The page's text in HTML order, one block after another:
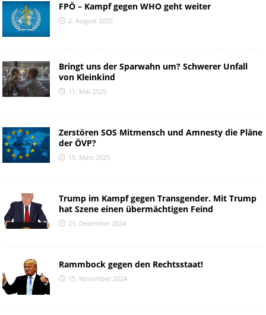
FPÖ – Kampf gegen WHO geht weiter
2. August 2025
Bringt uns der Sparwahn um? Schwerer Unfall
von Kleinkind
11. Mai 2025
Zerstören SOS Mitmensch und Amnesty die Pläne
der ÖVP?
15. März 2025
Trump im Kampf gegen Transgender. Mit Trump
hat Szene einen übermächtigen Feind
23. Dezember 2024
Rammbock gegen den Rechtsstaat!
15. November 2024